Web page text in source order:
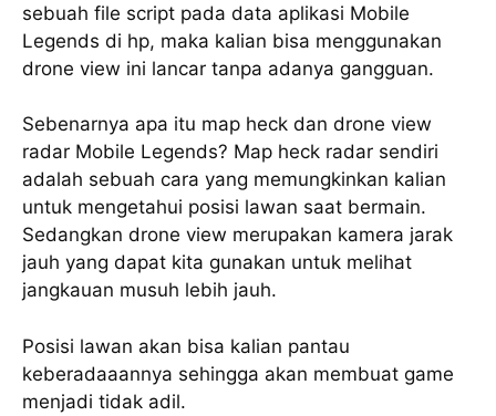
sebuah file script pada data aplikasi Mobile
Legends di hp, maka kalian bisa menggunakan
drone view ini lancar tanpa adanya gangguan.
Sebenarnya apa itu map heck dan drone view
radar Mobile Legends? Map heck radar sendiri
adalah sebuah cara yang memungkinkan kalian
untuk mengetahui posisi lawan saat bermain.
Sedangkan drone view merupakan kamera jarak
jauh yang dapat kita gunakan untuk melihat
jangkauan musuh lebih jauh.
Posisi lawan akan bisa kalian pantau
keberadaaannya sehingga akan membuat game
menjadi tidak adil.